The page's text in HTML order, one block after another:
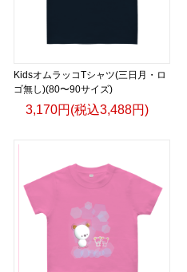
KidsオムラッコTシャツ(三日月・ロ
ゴ無し)(80〜90サイズ)
3,170円(税込3,488円)